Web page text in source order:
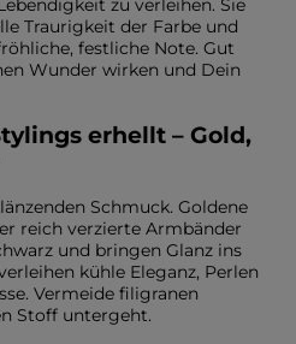
zu verleihen. Sie
Traurigkeit der Farbe und
festliche Note. Gut
Wunder wirken und Dein
erhellt – Gold,
Schmuck. Goldene
reich verzierte Armbänder
und bringen Glanz ins
kühle Eleganz, Perlen
Vermeide filigranen
Stoff untergeht.